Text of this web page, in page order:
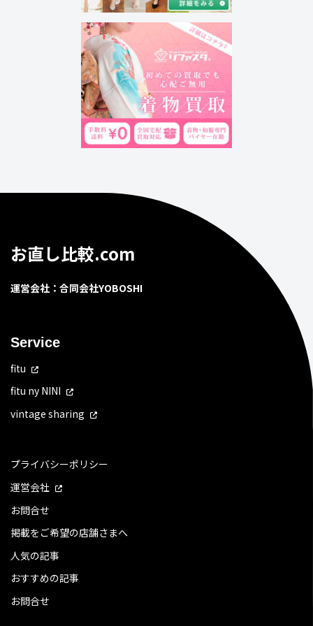
お直し比較.com
運営会社：合同会社YOBOSHI
Service
fitu
fitu ny NINI
vintage sharing
プライバシーポリシー
運営会社
お問合せ
掲載をご希望の店舗さまへ
人気の記事
おすすめの記事
お問合せ